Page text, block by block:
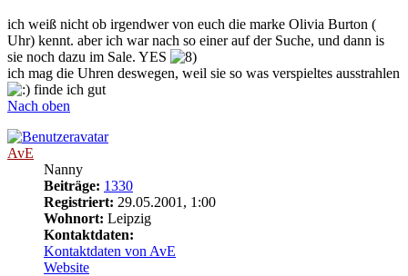
ich weiß nicht ob irgendwer von euch die marke Olivia Burton (
Uhr) kennt. aber ich war nach so einer auf der Suche, und dann is
sie noch dazu im Sale. YES
ich mag die Uhren deswegen, weil sie so was verspieltes ausstrahlen
finde ich gut
Nach oben
AvE
Nanny
Beiträge: 1330
Registriert: 29.05.2001, 1:00
Wohnort: Leipzig
Kontaktdaten:
Kontaktdaten von AvE
Website